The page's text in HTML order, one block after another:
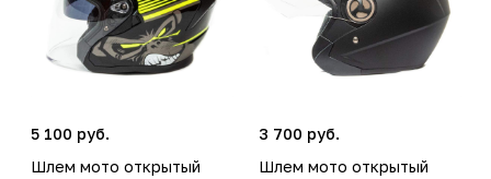
5 100 руб.
Шлем мото открытый
3 700 руб.
Шлем мото открытый